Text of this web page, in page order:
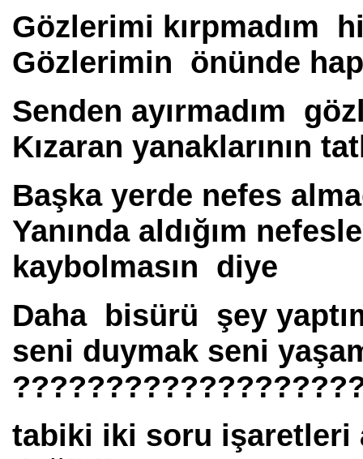
Gözlerimi kırpmadım
Gözlerimin önünde
Senden ayırmadım
Kızaran yanaklarının
Başka yerde nefes
Yanında aldığım
kaybolmasın diye
Daha bisürü şey
seni duymak seni
tabiki iki soru işaretleri